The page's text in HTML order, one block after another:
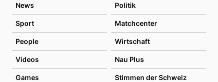
News Politik
Sport Matchcenter
People Wirtschaft
Videos Nau Plus
Games Stimmen der Schweiz